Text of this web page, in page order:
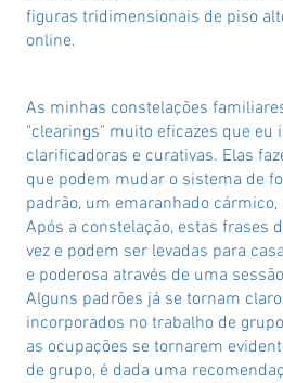
figuras tridimensionais de piso
online.
As minhas constelações
"clearings" muito eficazes que
clarificadoras e curativas. Elas
que podem mudar o sistema de
padrão, um emaranhado
Após a constelação, estas frases
vez e podem ser levadas para
e poderosa através de uma
Alguns padrões já se tornam
incorporados no trabalho de
as ocupações se tornarem
de grupo, é dada uma